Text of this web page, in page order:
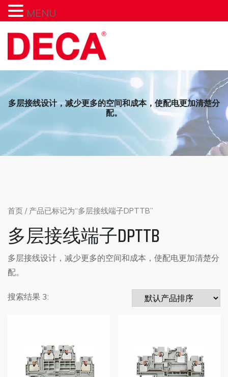
content
多层接线设计，减少更多的空间和成本，使配电更加清楚分
配。
首页 / 产品已标记为“多层接线端子DPTTB”
多层接线端子DPTTB
多层接线设计，减少更多的空间和成本，使配电更加清楚分
配。
搜索结果 3:
MENU